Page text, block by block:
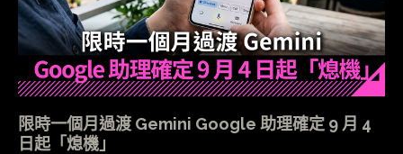
限時一個月過渡 Gemini Google 助理確定 9 月 4
日起「熄機」